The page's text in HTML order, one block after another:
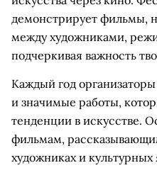
демонстрирует фильмы,
между художниками,
подчеркивая важность
Каждый год
и значимые работы,
тенденции в искусстве.
фильмам,
художниках и культурных